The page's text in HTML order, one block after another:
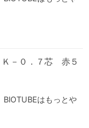
－０．７芯 赤５
はもっとや